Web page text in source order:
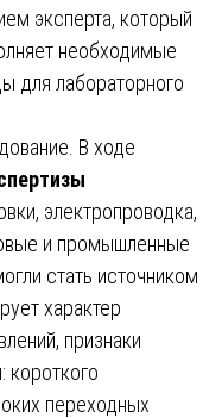
эксперта, который
необходимые
для лабораторного
В ходе
электропроводка,
и промышленные
стать источником
характер
признаки
переходных